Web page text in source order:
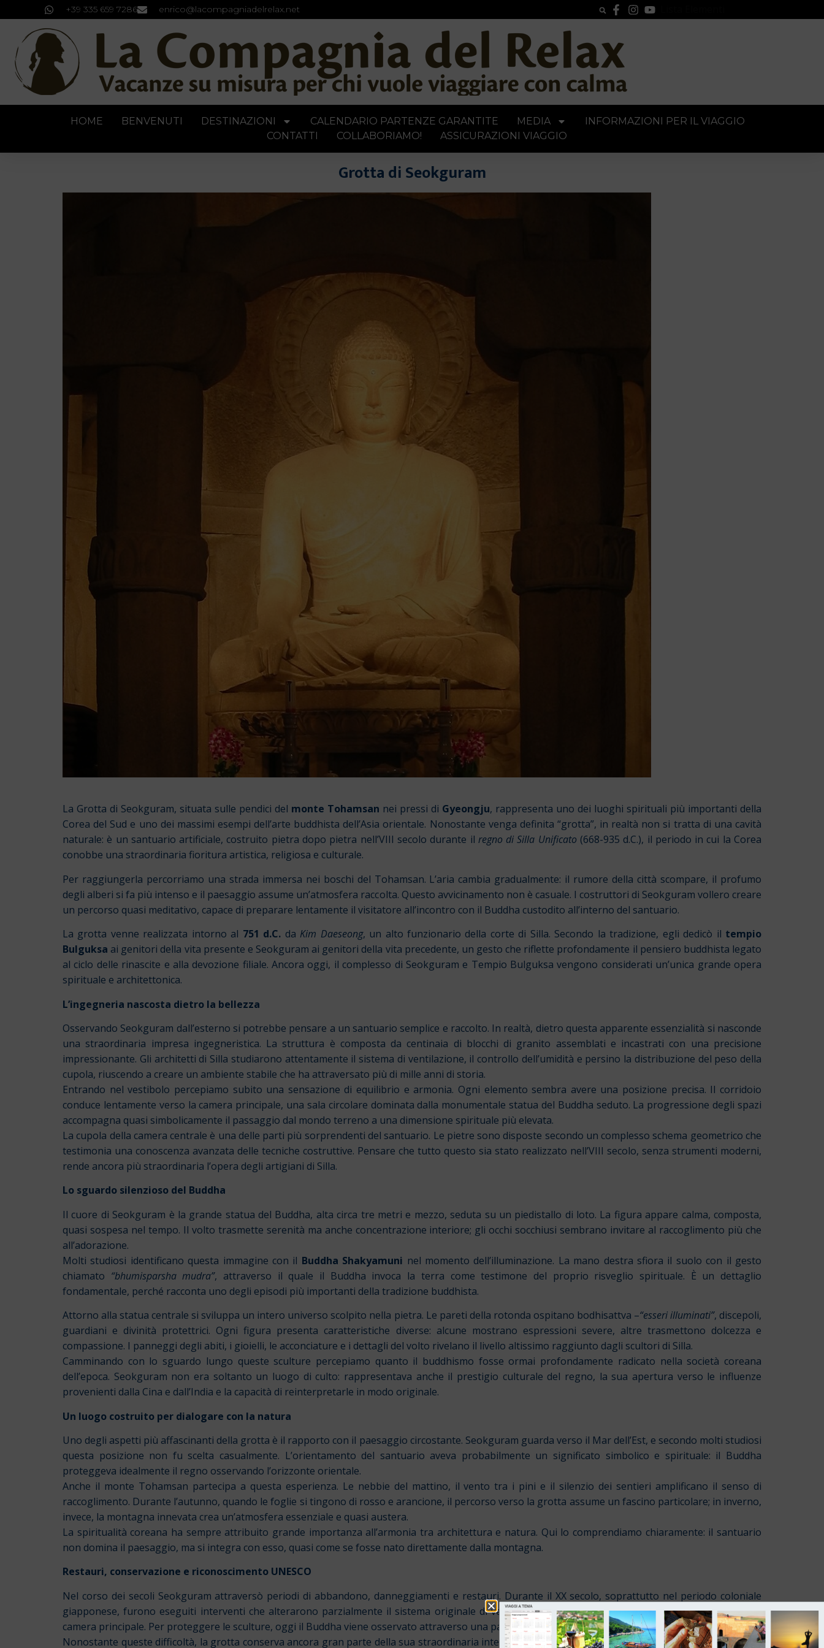
+39 335 659 7286 enrico@lacompagniadelrelax.net
HOME BENVENUTI DESTINAZIONI CALENDARIO PARTENZE GARANTITE MEDIA
INFORMAZIONI PER IL VIAGGIO
CONTATTI
COLLABORIAMO! ASSICURAZIONI VIAGGIO
Grotta di Seokguram
La Grotta di Seokguram, situata sulle pendici del monte Tohamsan nei pressi di Gyeongju, rappresenta uno dei luoghi spirituali più importanti della
Corea del Sud e uno dei massimi esempi dell’arte buddhista dell’Asia orientale. Nonostante venga definita “grotta”, in realtà non si tratta di una cavità
naturale: è un santuario artificiale, costruito pietra dopo pietra nell’VIII secolo durante il regno di Silla Unificato (668-935 d.C.), il periodo in cui la Corea
conobbe una straordinaria fioritura artistica, religiosa e culturale.
Per raggiungerla percorriamo una strada immersa nei boschi del Tohamsan. L’aria cambia gradualmente: il rumore della città scompare, il profumo
degli alberi si fa più intenso e il paesaggio assume un’atmosfera raccolta. Questo avvicinamento non è casuale. I costruttori di Seokguram vollero creare
un percorso quasi meditativo, capace di preparare lentamente il visitatore all’incontro con il Buddha custodito all’interno del santuario.
La grotta venne realizzata intorno al 751 d.C. da Kim Daeseong, un alto funzionario della corte di Silla. Secondo la tradizione, egli dedicò il tempio
Bulguksa ai genitori della vita presente e Seokguram ai genitori della vita precedente, un gesto che riflette profondamente il pensiero buddhista legato
al ciclo delle rinascite e alla devozione filiale. Ancora oggi, il complesso di Seokguram e Tempio Bulguksa vengono considerati un’unica grande opera
spirituale e architettonica.
L’ingegneria nascosta dietro la bellezza
Osservando Seokguram dall’esterno si potrebbe pensare a un santuario semplice e raccolto. In realtà, dietro questa apparente essenzialità si nasconde
una straordinaria impresa ingegneristica. La struttura è composta da centinaia di blocchi di granito assemblati e incastrati con una precisione
impressionante. Gli architetti di Silla studiarono attentamente il sistema di ventilazione, il controllo dell’umidità e persino la distribuzione del peso della
cupola, riuscendo a creare un ambiente stabile che ha attraversato più di mille anni di storia.
Entrando nel vestibolo percepiamo subito una sensazione di equilibrio e armonia. Ogni elemento sembra avere una posizione precisa. Il corridoio
conduce lentamente verso la camera principale, una sala circolare dominata dalla monumentale statua del Buddha seduto. La progressione degli spazi
accompagna quasi simbolicamente il passaggio dal mondo terreno a una dimensione spirituale più elevata.
La cupola della camera centrale è una delle parti più sorprendenti del santuario. Le pietre sono disposte secondo un complesso schema geometrico che
testimonia una conoscenza avanzata delle tecniche costruttive. Pensare che tutto questo sia stato realizzato nell’VIII secolo, senza strumenti moderni,
rende ancora più straordinaria l’opera degli artigiani di Silla.
Lo sguardo silenzioso del Buddha
Il cuore di Seokguram è la grande statua del Buddha, alta circa tre metri e mezzo, seduta su un piedistallo di loto. La figura appare calma, composta,
quasi sospesa nel tempo. Il volto trasmette serenità ma anche concentrazione interiore; gli occhi socchiusi sembrano invitare al raccoglimento più che
all’adorazione.
Molti studiosi identificano questa immagine con il Buddha Shakyamuni nel momento dell’illuminazione. La mano destra sfiora il suolo con il gesto
chiamato “bhumisparsha mudra”, attraverso il quale il Buddha invoca la terra come testimone del proprio risveglio spirituale. È un dettaglio
fondamentale, perché racconta uno degli episodi più importanti della tradizione buddhista.
Attorno alla statua centrale si sviluppa un intero universo scolpito nella pietra. Le pareti della rotonda ospitano bodhisattva –“esseri illuminati”, discepoli,
guardiani e divinità protettrici. Ogni figura presenta caratteristiche diverse: alcune mostrano espressioni severe, altre trasmettono dolcezza e
compassione. I panneggi degli abiti, i gioielli, le acconciature e i dettagli del volto rivelano il livello altissimo raggiunto dagli scultori di Silla.
Camminando con lo sguardo lungo queste sculture percepiamo quanto il buddhismo fosse ormai profondamente radicato nella società coreana
dell’epoca. Seokguram non era soltanto un luogo di culto: rappresentava anche il prestigio culturale del regno, la sua apertura verso le influenze
provenienti dalla Cina e dall’India e la capacità di reinterpretarle in modo originale.
Un luogo costruito per dialogare con la natura
Uno degli aspetti più affascinanti della grotta è il rapporto con il paesaggio circostante. Seokguram guarda verso il Mar dell’Est, e secondo molti studiosi
questa posizione non fu scelta casualmente. L’orientamento del santuario aveva probabilmente un significato simbolico e spirituale: il Buddha
proteggeva idealmente il regno osservando l’orizzonte orientale.
Anche il monte Tohamsan partecipa a questa esperienza. Le nebbie del mattino, il vento tra i pini e il silenzio dei sentieri amplificano il senso di
raccoglimento. Durante l’autunno, quando le foglie si tingono di rosso e arancione, il percorso verso la grotta assume un fascino particolare; in inverno,
invece, la montagna innevata crea un’atmosfera essenziale e quasi austera.
La spiritualità coreana ha sempre attribuito grande importanza all’armonia tra architettura e natura. Qui lo comprendiamo chiaramente: il santuario
non domina il paesaggio, ma si integra con esso, quasi come se fosse nato direttamente dalla montagna.
Restauri, conservazione e riconoscimento UNESCO
Nel corso dei secoli Seokguram attraversò periodi di abbandono, danneggiamenti e restauri. Durante il XX secolo, soprattutto nel periodo coloniale
giapponese, furono eseguiti interventi che alterarono parzialmente il sistema originale di ventilazione, creando problemi di umidità all’interno della
camera principale. Per proteggere le sculture, oggi il Buddha viene osservato attraverso una parete di vetro che limita l’accesso diretto dei visitatori.
Nonostante queste difficoltà, la grotta conserva ancora gran parte della sua straordinaria integrità artistica. Nel1995 Seokguram e ilTempio Bulguksa